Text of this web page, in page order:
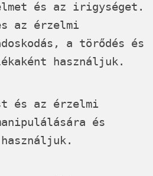
és az irigységet.
az érzelmi
a törődés és
használjuk.
és az érzelmi
és